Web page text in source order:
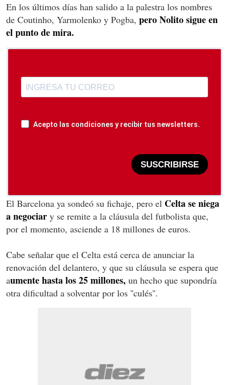
En los últimos días han salido a la palestra los nombres
de Coutinho, Yarmolenko y Pogba, pero Nolito sigue en
el punto de mira.
Acepto las condiciones y recibir tus newsletters.
SUSCRIBIRSE
El Barcelona ya sondeó su fichaje, pero el Celta se niega
a negociar y se remite a la cláusula del futbolista que,
por el momento, asciende a 18 millones de euros.
Cabe señalar que el Celta está cerca de anunciar la
renovación del delantero, y que su cláusula se espera que
aumente hasta los 25 millones, un hecho que supondría
otra dificultad a solventar por los ''culés''.